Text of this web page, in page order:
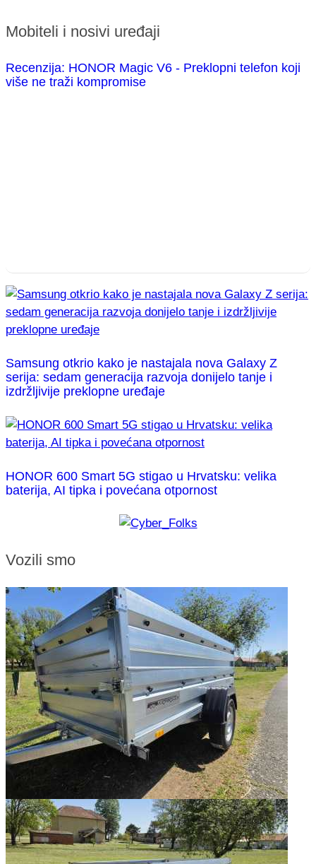
Mobiteli i nosivi uređaji
Recenzija: HONOR Magic V6 - Preklopni telefon koji
više ne traži kompromise
Samsung otkrio kako je nastajala nova Galaxy Z
serija: sedam generacija razvoja donijelo tanje i
izdržljivije preklopne uređaje
HONOR 600 Smart 5G stigao u Hrvatsku: velika
baterija, AI tipka i povećana otpornost
Vozili smo